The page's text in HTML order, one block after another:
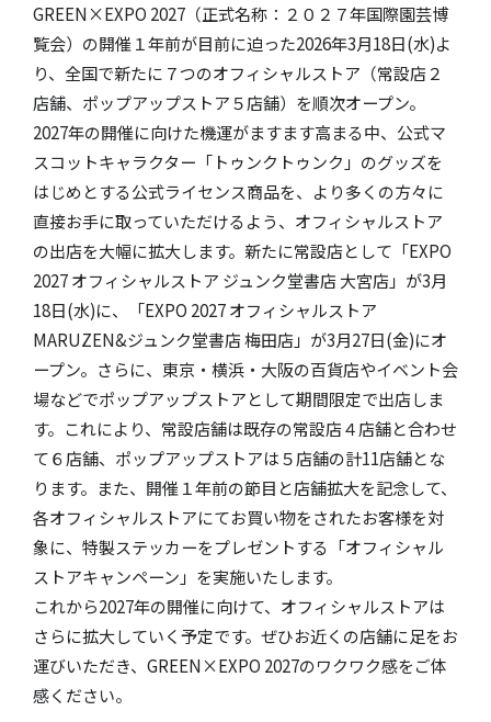
GREEN×EXPO 2027（正式名称：２０２７年国際園芸博
覧会）の開催１年前が目前に迫った2026年3月18日(水)よ
り、全国で新たに７つのオフィシャルストア（常設店２
店舗、ポップアップストア５店舗）を順次オープン。
2027年の開催に向けた機運がますます高まる中、公式マ
スコットキャラクター「トゥンクトゥンク」のグッズを
はじめとする公式ライセンス商品を、より多くの方々に
直接お手に取っていただけるよう、オフィシャルストア
の出店を大幅に拡大します。新たに常設店として「EXPO
2027 オフィシャルストア ジュンク堂書店 大宮店」が3月
18日(水)に、「EXPO 2027 オフィシャルストア
MARUZEN&ジュンク堂書店 梅田店」が3月27日(金)にオ
ープン。さらに、東京・横浜・大阪の百貨店やイベント会
場などでポップアップストアとして期間限定で出店しま
す。これにより、常設店舗は既存の常設店４店舗と合わせ
て６店舗、ポップアップストアは５店舗の計11店舗とな
ります。また、開催１年前の節目と店舗拡大を記念して、
各オフィシャルストアにてお買い物をされたお客様を対
象に、特製ステッカーをプレゼントする「オフィシャル
ストアキャンペーン」を実施いたします。
これから2027年の開催に向けて、オフィシャルストアは
さらに拡大していく予定です。ぜひお近くの店舗に足をお
運びいただき、GREEN×EXPO 2027のワクワク感をご体
感ください。